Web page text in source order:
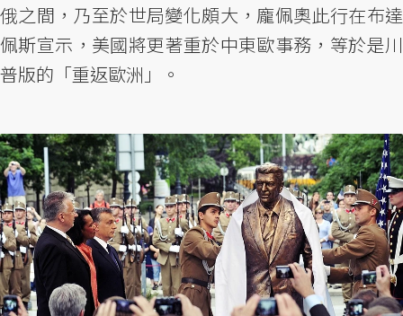
俄之間，乃至於世局變化頗大，龐佩奧此行在布達
佩斯宣示，美國將更著重於中東歐事務，等於是川
普版的「重返歐洲」。